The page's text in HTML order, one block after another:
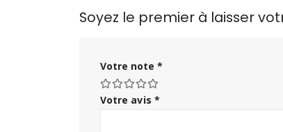
Soyez le premier à laisser votre
Votre note *
Votre avis *